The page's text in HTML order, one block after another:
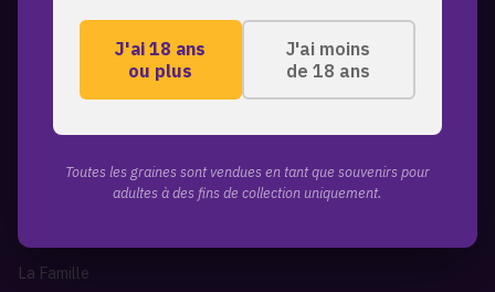
J'ai 18 ans
ou plus
J'ai moins
de 18 ans
Toutes les graines sont vendues en tant que souvenirs pour
adultes à des fins de collection uniquement.
discrete, livraison mondiale.
LIENS RAPIDES
Toutes les graines
A propos de nous
Contact
La Famille